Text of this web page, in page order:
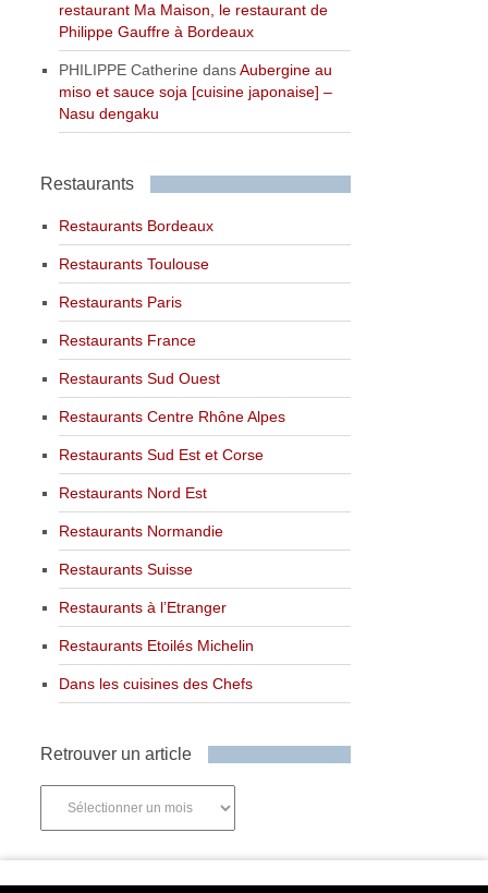
restaurant Ma Maison, le restaurant de
Philippe Gauffre à Bordeaux
PHILIPPE Catherine dansAubergine au
miso et sauce soja [cuisine japonaise] –
Nasu dengaku
Restaurants
Restaurants Bordeaux
Restaurants Toulouse
Restaurants Paris
Restaurants France
Restaurants Sud Ouest
Restaurants Centre Rhône Alpes
Restaurants Sud Est et Corse
Restaurants Nord Est
Restaurants Normandie
Restaurants Suisse
Restaurants à l’Etranger
Restaurants Etoilés Michelin
Dans les cuisines des Chefs
Retrouver un article